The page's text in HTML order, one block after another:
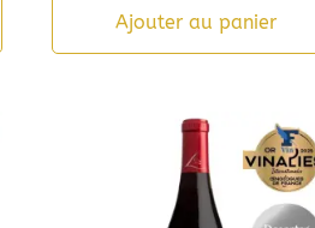
Ajouter au panier